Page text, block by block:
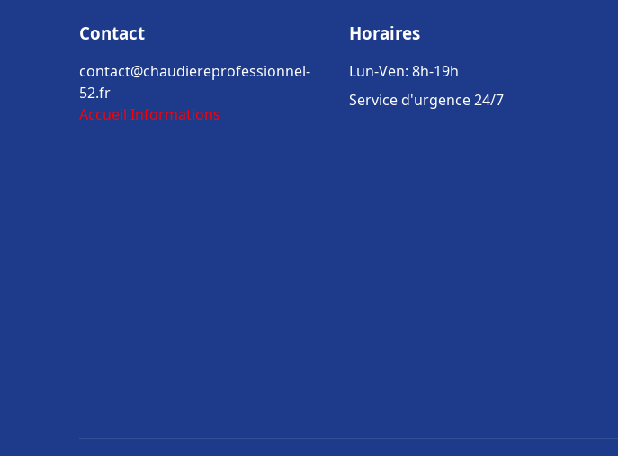
Contact
contact@chaudiereprofessionnel-
52.fr
Accueil Informations
Horaires
Lun-Ven: 8h-19h
Service d'urgence 24/7